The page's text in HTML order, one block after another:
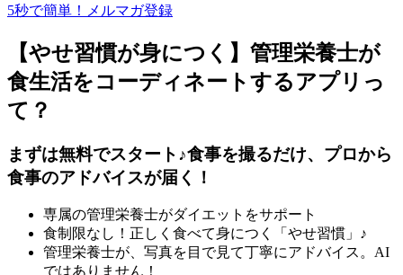
5秒で簡単！メルマガ登録
【やせ習慣が身につく】管理栄養士が
食生活をコーディネートするアプリっ
て？
まずは無料でスタート♪食事を撮るだけ、プロから
食事のアドバイスが届く！
専属の管理栄養士がダイエットをサポート
食制限なし！正しく食べて身につく「やせ習慣」♪
管理栄養士が、写真を目で見て丁寧にアドバイス。AI
ではありません！